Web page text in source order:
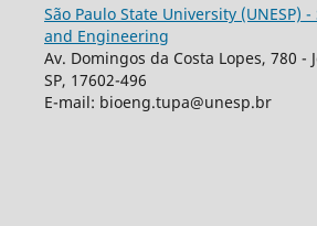
São Paulo State University (UNESP)
and Engineering
Av. Domingos da Costa Lopes, 780 -
SP, 17602-496
E-mail: bioeng.tupa@unesp.br